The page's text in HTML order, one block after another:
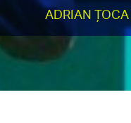
ADRIAN ȚOCA